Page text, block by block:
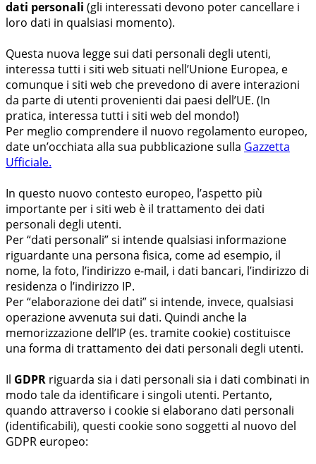
dati personali (gli interessati devono poter cancellare i
loro dati in qualsiasi momento).
Questa nuova legge sui dati personali degli utenti,
interessa tutti i siti web situati nell’Unione Europea, e
comunque i siti web che prevedono di avere interazioni
da parte di utenti provenienti dai paesi dell’UE. (In
pratica, interessa tutti i siti web del mondo!)
Per meglio comprendere il nuovo regolamento europeo,
date un’occhiata alla sua pubblicazione sulla Gazzetta
Ufficiale.
In questo nuovo contesto europeo, l’aspetto più
importante per i siti web è il trattamento dei dati
personali degli utenti.
Per “dati personali” si intende qualsiasi informazione
riguardante una persona fisica, come ad esempio, il
nome, la foto, l’indirizzo e-mail, i dati bancari, l’indirizzo di
residenza o l’indirizzo IP.
Per “elaborazione dei dati” si intende, invece, qualsiasi
operazione avvenuta sui dati. Quindi anche la
memorizzazione dell’IP (es. tramite cookie) costituisce
una forma di trattamento dei dati personali degli utenti.
Il GDPR riguarda sia i dati personali sia i dati combinati in
modo tale da identificare i singoli utenti. Pertanto,
quando attraverso i cookie si elaborano dati personali
(identificabili), questi cookie sono soggetti al nuovo del
GDPR europeo: